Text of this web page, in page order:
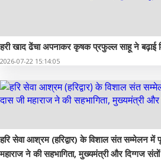
हरी खाद ढेंचा अपनाकर कृषक प्रफुल्ल साहू ने बढ़ाई
2026-07-22 15:14:05
हरि सेवा आश्रम (हरिद्वार) के विशाल संत सम्मेलन में
महाराज ने की सहभागिता, मुख्यमंत्री और दिग्गज संतों